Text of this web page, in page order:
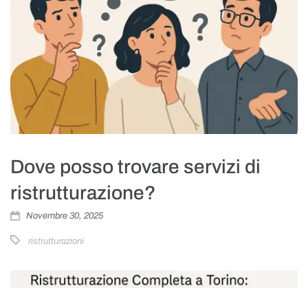
Dove posso trovare servizi di
ristrutturazione?
Novembre 30, 2025
ristrutturazioni